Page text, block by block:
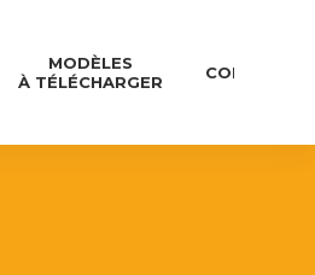
MODÈLES
À TÉLÉCHARGER
CONTACT